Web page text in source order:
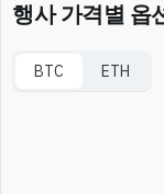
행사 가격별 옵
BTC ETH